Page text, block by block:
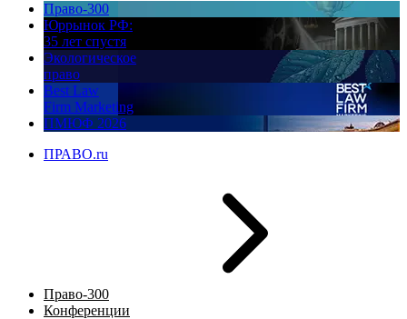
Право-300
Юррынок РФ:
35 лет спустя
Экологическое
право
Best Law
Firm Marketing
ПМЮФ 2026
ПРАВО.ru
Право-300
Конференции